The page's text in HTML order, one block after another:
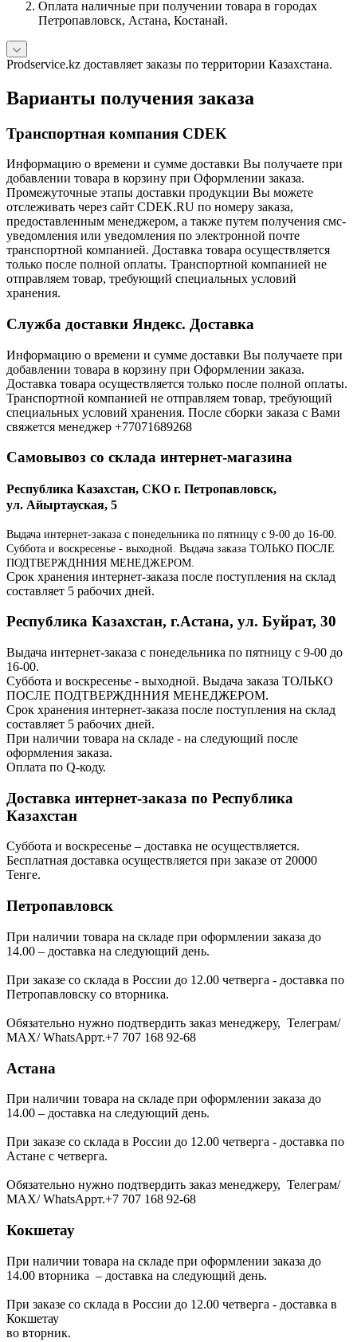
Оплата наличные при получении товара в городах
Петропавловск, Астана, Костанай.
Prodservice.kz доставляет заказы по территории Казахстана.
Варианты получения заказа
Транспортная компания CDEK
Информацию о времени и сумме доставки Вы получаете при
добавлении товара в корзину при Оформлении заказа.
Промежуточные этапы доставки продукции Вы можете
отслеживать через сайт CDEK.RU по номеру заказа,
предоставленным менеджером, а также путем получения смс-
уведомления или уведомления по электронной почте
транспортной компанией. Доставка товара осуществляется
только после полной оплаты. Транспортной компанией не
отправляем товар, требующий специальных условий
хранения.
Служба доставки Яндекс. Доставка
Информацию о времени и сумме доставки Вы получаете при
добавлении товара в корзину при Оформлении заказа.
Доставка товара осуществляется только после полной оплаты.
Транспортной компанией не отправляем товар, требующий
специальных условий хранения. После сборки заказа с Вами
свяжется менеджер +77071689268
Самовывоз со склада интернет-магазина
Республика Казахстан, СКО г. Петропавловск,
ул. Айыртауская, 5
Выдача интернет-заказа с понедельника по пятницу с 9-00 до 16-00.
Суббота и воскресенье - выходной. Выдача заказа ТОЛЬКО ПОСЛЕ
ПОДТВЕРЖДННИЯ МЕНЕДЖЕРОМ.
Срок хранения интернет-заказа после поступления на склад
составляет 5 рабочих дней.
Республика Казахстан, г.Астана, ул. Буйрат, 30
Выдача интернет-заказа с понедельника по пятницу с 9-00 до
16-00.
Суббота и воскресенье - выходной. Выдача заказа ТОЛЬКО
ПОСЛЕ ПОДТВЕРЖДННИЯ МЕНЕДЖЕРОМ.
Срок хранения интернет-заказа после поступления на склад
составляет 5 рабочих дней.
При наличии товара на складе - на следующий после
оформления заказа.
Оплата по Q-коду.
Доставка интернет-заказа по Республика
Казахстан
Суббота и воскресенье – доставка не осуществляется.
Бесплатная доставка осуществляется при заказе от 20000
Тенге.
Петропавловск
При наличии товара на складе при оформлении заказа до
14.00 – доставка на следующий день.
При заказе со склада в России до 12.00 четверга - доставка по
Петропавловску со вторника.
Обязательно нужно подтвердить заказ менеджеру, Телеграм/
МАХ/ WhatsAppт.+7 707 168 92-68
Астана
При наличии товара на складе при оформлении заказа до
14.00 – доставка на следующий день.
При заказе со склада в России до 12.00 четверга - доставка по
Астане с четверга.
Обязательно нужно подтвердить заказ менеджеру, Телеграм/
МАХ/ WhatsAppт.+7 707 168 92-68
Кокшетау
При наличии товара на складе при оформлении заказа до
14.00 вторника – доставка на следующий день.
При заказе со склада в России до 12.00 четверга - доставка в
Кокшетау
во вторник.